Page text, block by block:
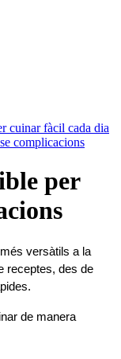
cuinar fàcil cada dia
complicacions
per
versàtils a la
receptes, des de
de manera